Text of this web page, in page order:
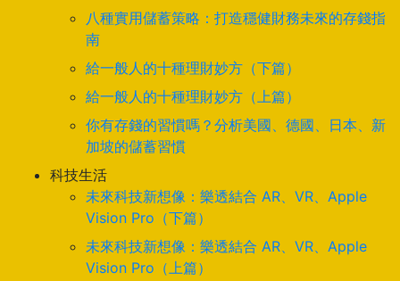
八種實用儲蓄策略：打造穩健財務未來的存錢指
南
給一般人的十種理財妙方（下篇）
給一般人的十種理財妙方（上篇）
你有存錢的習慣嗎？分析美國、德國、日本、新
加坡的儲蓄習慣
科技生活
未來科技新想像：樂透結合 AR、VR、Apple
Vision Pro（下篇）
未來科技新想像：樂透結合 AR、VR、Apple
Vision Pro（上篇）